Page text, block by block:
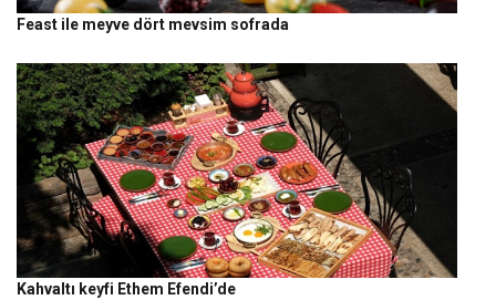
Feast ile meyve dört mevsim sofrada
Kahvaltı keyfi Ethem Efendi’de